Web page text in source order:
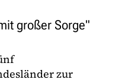
großer Sorge"
zur